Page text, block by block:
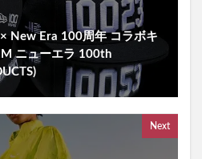
New Era 100周年 コラボキ
ニューエラ 100th
Next